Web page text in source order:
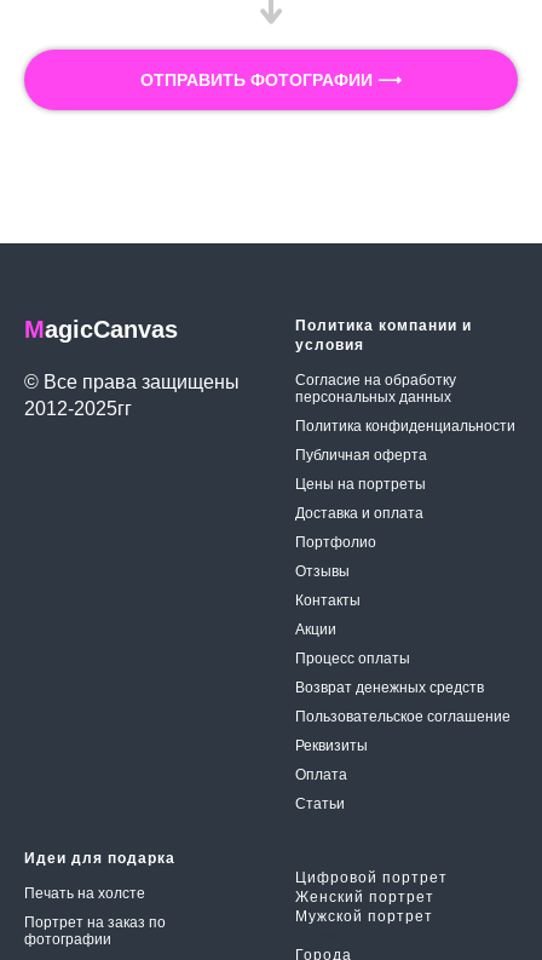
ОТПРАВИТЬ ФОТОГРАФИИ ⟶
MagicCanvas
© Все права защищены
2012-2025гг
Политика компании и
условия
Согласие на обработку
персональных данных
Политика конфиденциальности
Публичная оферта
Цены на портреты
Доставка и оплата
Портфолио
Отзывы
Контакты
Акции
Процесс оплаты
Возврат денежных средств
Пользовательское соглашение
Реквизиты
Оплата
Статьи
Идеи для подарка
Печать на холсте
Портрет на заказ по
фотографии
Цифровой портрет
Женский портрет
Мужской портрет
Города